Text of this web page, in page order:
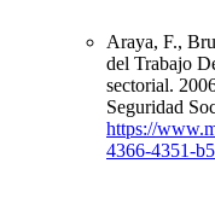
Araya, F.,
del Trabajo
sectorial.
Seguridad
https://
4366-4351-